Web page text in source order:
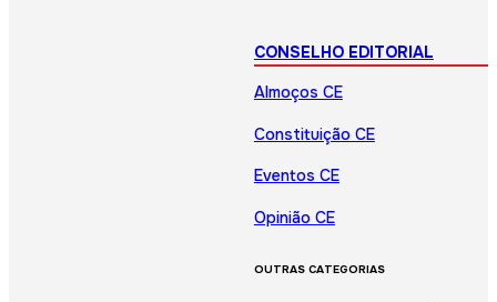
CONSELHO EDITORIAL
Almoços CE
Constituição CE
Eventos CE
Opinião CE
OUTRAS CATEGORIAS